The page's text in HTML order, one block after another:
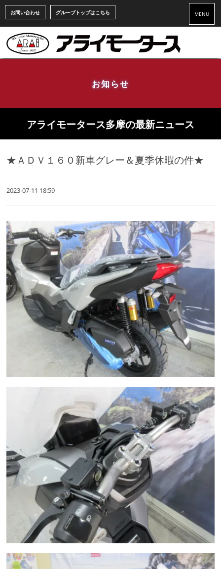
お問い合わせ グループトップはこちら MENU
お知らせ
アライモータース多摩の最新ニュース
★ＡＤＶ１６０新車グレー＆夏季休暇の件★
2023-07-11 18:59